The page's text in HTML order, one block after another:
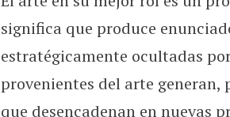
significa que produce
estratégicamente ocultadas
provenientes del arte generan,
que desencadenan en nuevas